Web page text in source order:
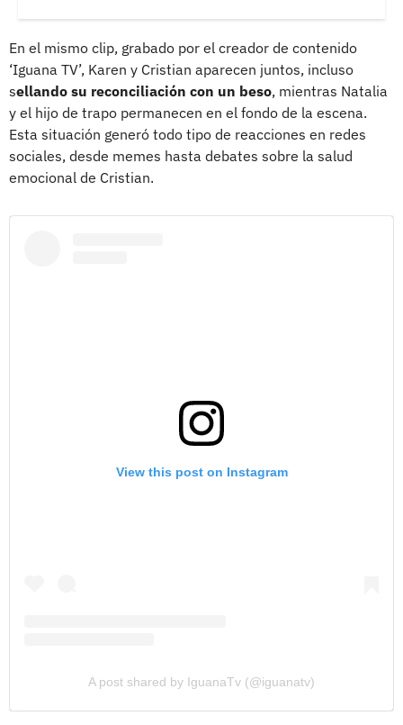
En el mismo clip, grabado por el creador de contenido
‘Iguana TV’, Karen y Cristian aparecen juntos, incluso
sellando su reconciliación con un beso, mientras Natalia
y el hijo de trapo permanecen en el fondo de la escena.
Esta situación generó todo tipo de reacciones en redes
sociales, desde memes hasta debates sobre la salud
emocional de Cristian.
View this post on Instagram
A post shared by IguanaTv (@iguanatv)